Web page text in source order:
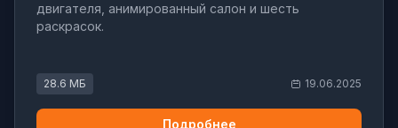
двигателя, анимированный салон и шесть
раскрасок.
28.6 МБ 19.06.2025
Подробнее